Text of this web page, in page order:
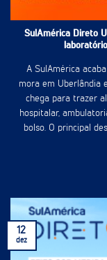
SulAmérica Direto
A SulAmérica
mora em Uberlândia
chega para trazer
hospitalar,
bolso. O principal
12
dez